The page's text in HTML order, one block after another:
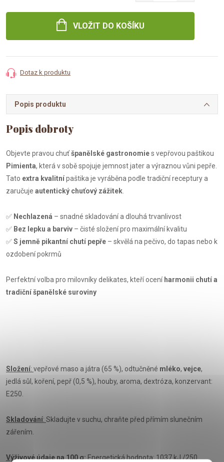
VLOŽIT DO KOŠÍKU
Dotaz k produktu
Popis produktu
Objevte pravou chuťšpanělské gastronomies vepřovou paštikou
Pimienta, která v sobě spojuje jemnost jater a výraznou vůni pepře.
Tato extra kvalitnípaštika je vyráběna podle tradiční receptury a
zaručuje autentický chuťový zážitek
✅ Nechlazená – snadné skladování a dlouhá trvanlivost
✅ Bez lepku a barviv – čisté složení pro maximální kvalitu
✅S jemně pikantní chutí pepře – skvělá na pečivo, do tapas nebo k
ozdobení pokrmů
Perfektní volba pro milovníky delikates, kteří ocení harmonii chutí a
tradiční španělské suroviny
Složení: vepřové maso a játra (65 %), odtučněné mléko, vejce,
jedlá sůl, koření, pepř (0,5 %), houby, aroma, dextróza, konzervant:
E250.
Skladování: Skladujte v suchu, chraňte před přímím slunečním
zářením.
Výživové údaje na 100 g:Energetická hodnota: 1037 kJ /250